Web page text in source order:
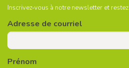
Inscrivez-vous à notre newsletter et
Adresse de courriel
Prénom